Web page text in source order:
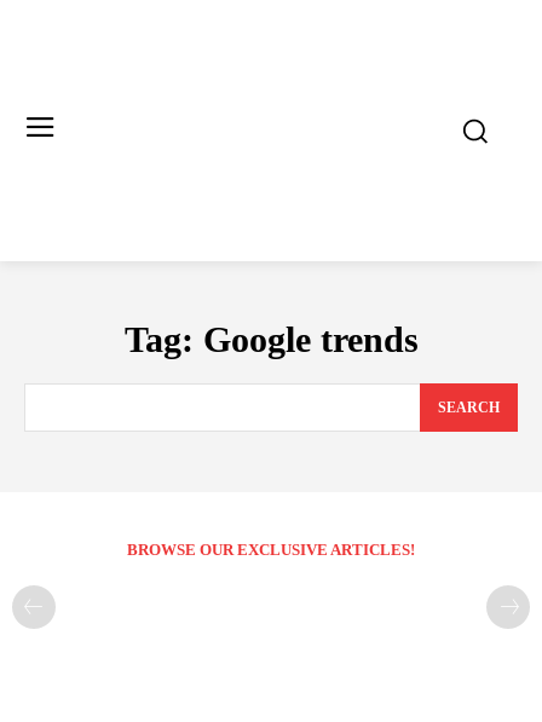
Tag: Google trends
SEARCH
BROWSE OUR EXCLUSIVE ARTICLES!